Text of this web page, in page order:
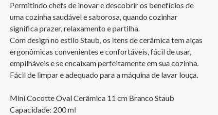
Permitindo chefs de inovar e descobrir os benefícios de
uma cozinha saudável e saborosa, quando cozinhar
significa prazer, relaxamento e partilha.
Com design no estilo Staub, os itens de cerâmica tem alças
ergonômicas convenientes e confortáveis, fácil de usar,
empilháveis e se encaixam perfeitamente em sua cozinha.
Fácil de limpar e adequado para a máquina de lavar louça.
Mini Cocotte Oval Cerâmica 11 cm Branco Staub
Capacidade: 200 ml